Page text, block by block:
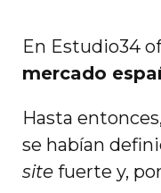
En Estudio34
mercado
Hasta
se habían
site fuerte y,